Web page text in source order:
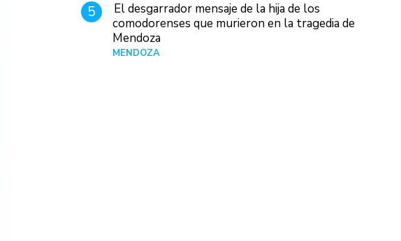
5
El desgarrador mensaje de la hija de los
comodorenses que murieron en la tragedia de
Mendoza
MENDOZA